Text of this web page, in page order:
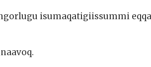
isumaqatigiissummi